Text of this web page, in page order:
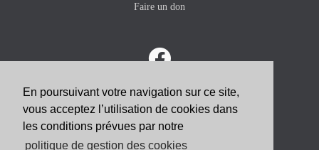
En poursuivant votre navigation sur ce site,
vous acceptez l’utilisation de cookies dans
les conditions prévues par notre
politique de gestion des cookies
Faire un don
ABONNEZ-VOUS